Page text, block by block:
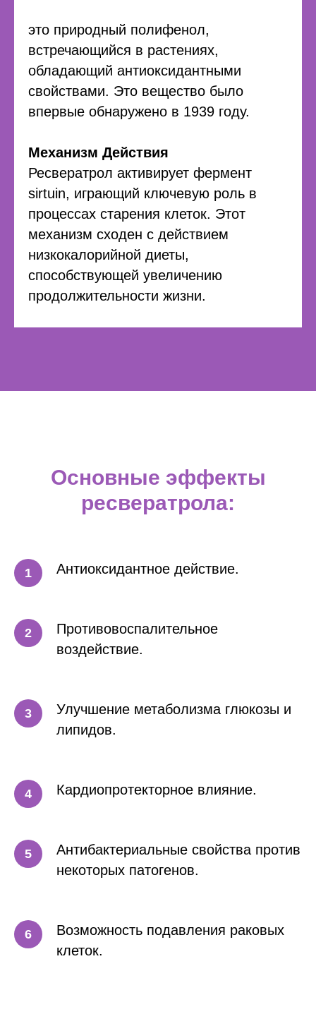
это природный полифенол,
встречающийся в растениях,
обладающий антиоксидантными
свойствами. Это вещество было
впервые обнаружено в 1939 году.
Механизм Действия
Ресвератрол активирует фермент
sirtuin, играющий ключевую роль в
процессах старения клеток. Этот
механизм сходен с действием
низкокалорийной диеты,
способствующей увеличению
продолжительности жизни.
Основные эффекты
ресвератрола:
Антиоксидантное действие.
Противовоспалительное
воздействие.
Улучшение метаболизма глюкозы и
липидов.
Кардиопротекторное влияние.
Антибактериальные свойства против
некоторых патогенов.
Возможность подавления раковых
клеток.